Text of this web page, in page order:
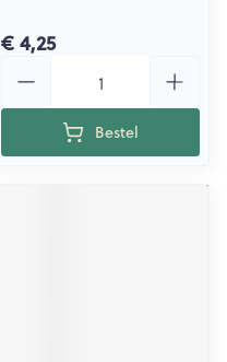
€ 4,25
Bestel